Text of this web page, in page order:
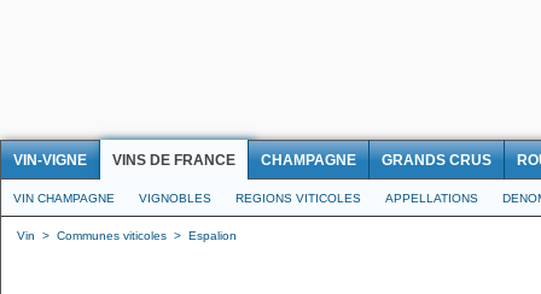
VIN-VIGNE VINS DE FRANCE CHAMPAGNE GRANDS CRUS
VIN CHAMPAGNE VIGNOBLES REGIONS VITICOLES APPELLATIONS
Vin > Communes viticoles > Espalion